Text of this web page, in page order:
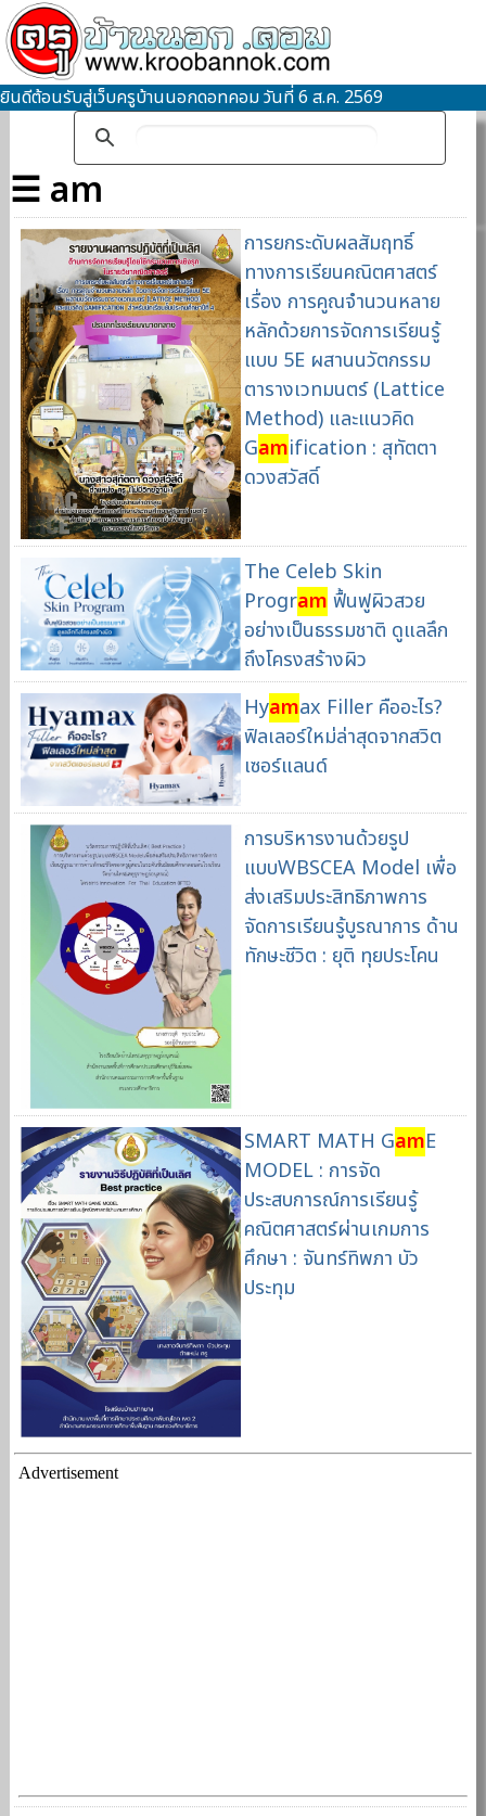
ยินดีต้อนรับสู่เว็บครูบ้านนอกดอทคอม วันที่ 6 ส.ค. 2569
☰ am
การยกระดับผลสัมฤทธิ์
ทางการเรียนคณิตศาสตร์
เรื่อง การคูณจำนวนหลาย
หลักด้วยการจัดการเรียนรู้
แบบ 5E ผสานนวัตกรรม
ตารางเวทมนตร์ (Lattice
Method) และแนวคิด
Gamification : สุทัตตา
ดวงสวัสดิ์
The Celeb Skin
Program ฟื้นฟูผิวสวย
อย่างเป็นธรรมชาติ ดูแลลึก
ถึงโครงสร้างผิว
Hyamax Filler คืออะไร?
ฟิลเลอร์ใหม่ล่าสุดจากสวิต
เซอร์แลนด์
การบริหารงานด้วยรูป
แบบWBSCEA Model เพื่อ
ส่งเสริมประสิทธิภาพการ
จัดการเรียนรู้บูรณาการ ด้าน
ทักษะชีวิต : ยุติ ทุยประโคน
SMART MATH GamE
MODEL : การจัด
ประสบการณ์การเรียนรู้
คณิตศาสตร์ผ่านเกมการ
ศึกษา : จันทร์ทิพภา บัว
ประทุม
Advertisement